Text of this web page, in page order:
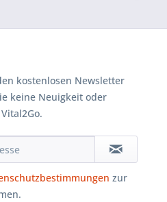
kostenlosen Newsletter
keine Neuigkeit oder
zur